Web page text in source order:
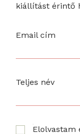
kiállítást érintő
Email cím
Teljes név
Elolvastam